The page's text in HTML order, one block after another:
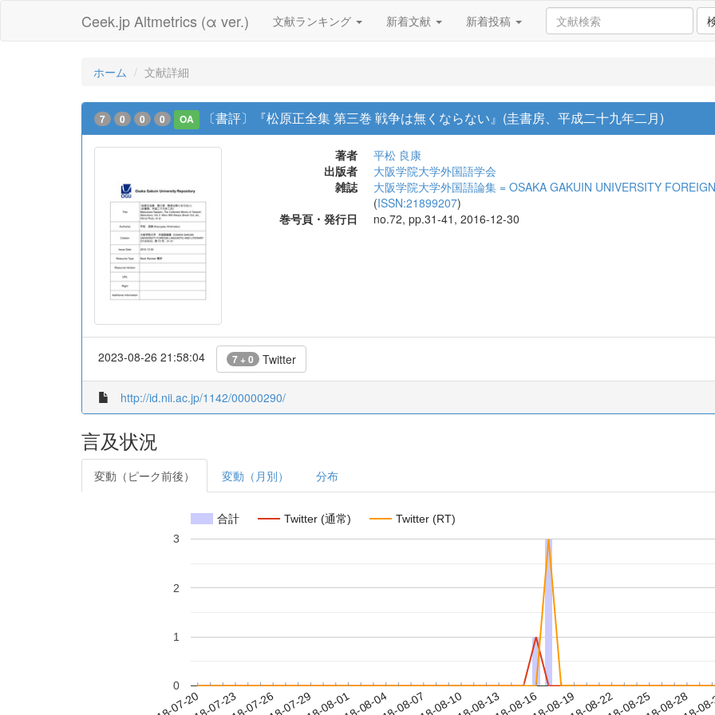
Ceek.jp Altmetrics (α ver.) 文献ランキング 新着文献 新着投稿
ホーム 文献詳細
7 0 0 0 OA 〔書評〕『松原正全集 第三巻 戦争は無くならない』(圭書房、平成二十九年二月)
著者
平松 良康
出版者
大阪学院大学外国語学会
雑誌
大阪学院大学外国語論集 = OSAKA GAKUIN UNIVERSITY
(ISSN:21899207)
巻号頁・発行日
no.72, pp.31-41, 2016-12-30
2023-08-26 21:58:04 7 + 0 Twitter
http://id.nii.ac.jp/1142/00000290/
言及状況
変動（ピーク前後） 変動（月別） 分布
合計 Twitter (通常) Twitter (RT)
0
1
2
3